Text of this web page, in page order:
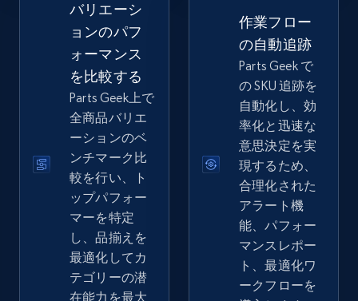
2.5K+ 359+
eBay - Collect records by category
URL, Product id, Title, Seller name, Seller rating,
Seller reviews, Breadcrumbs, Root category, and
2.5K+ 今すぐ始める
Google Shopping
URL, Product id, Title, Product description,
バリエーシ
ョンのパフ
ォーマンス
を比較する
Parts Geek上で
全商品バリエ
ーションのベ
ンチマーク比
較を行い、ト
ップパフォー
マーを特定
し、品揃えを
最適化してカ
テゴリーの潜
在能力を最大
作業フロー
の自動追跡
Parts Geek で
の SKU 追跡を
自動化し、効
率化と迅速な
意思決定を実
現するため、
合理化された
アラート機
能、パフォー
マンスレポー
ト、最適化ワ
ークフローを